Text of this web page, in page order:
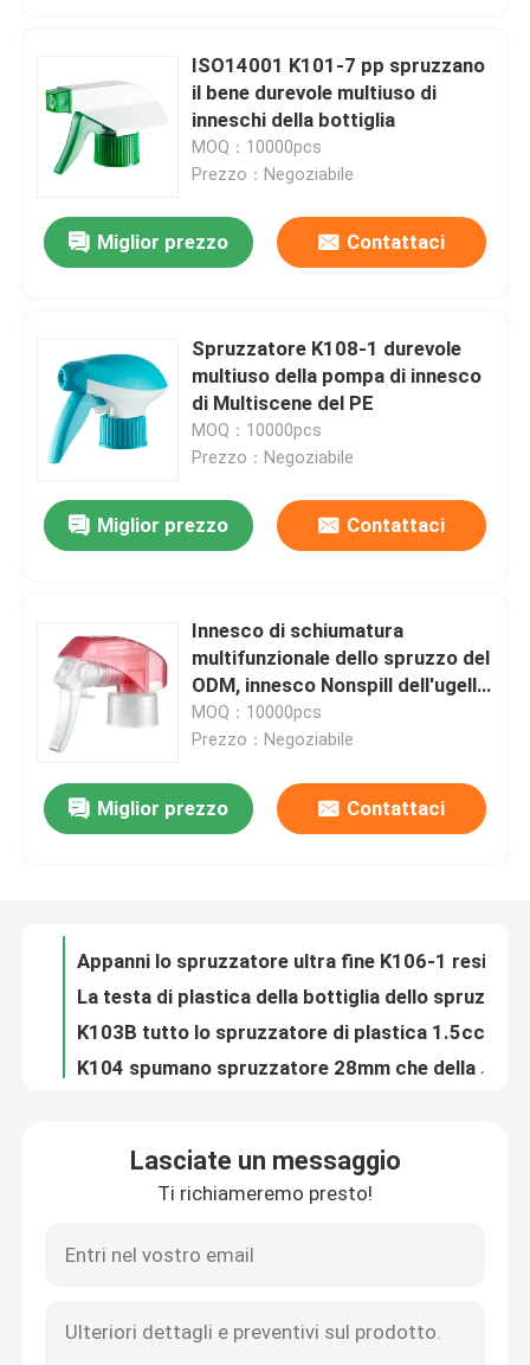
Casa.
Prodotti
Chi Siamo
Controllo di qualità
ISO14001 K101-7 pp spruzzano
il bene durevole multiuso di
inneschi della bottiglia
MOQ：10000pcs
Prezzo：Negoziabile
Miglior prezzo Contattaci
Spruzzatore K108-1 durevole
multiuso della pompa di innesco
di Multiscene del PE
MOQ：10000pcs
Prezzo：Negoziabile
Miglior prezzo Contattaci
Innesco di schiumatura
multifunzionale dello spruzzo del
ODM, innesco Nonspill dell'ugello
spruzzatore per la bottiglia
MOQ：10000pcs
Prezzo：Negoziabile
Miglior prezzo Contattaci
Spruzzatore blu della pompa di innesco di multi funzione multiuso per autolavaggio
K104 spumano spruzzatore 28mm che della pompa di innesco 1.20cc ha prodotto il doppio schermo
Doppia testa di innesco dello spruzzo dello schermo 1.5cc, innesco multiuso dell'ugello spruzzatore
Lasciate un messaggio
Ti richiameremo presto!